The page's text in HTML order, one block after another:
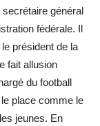
général
fédérale. Il
président de la
fait allusion
du football
place comme le
jeunes. En